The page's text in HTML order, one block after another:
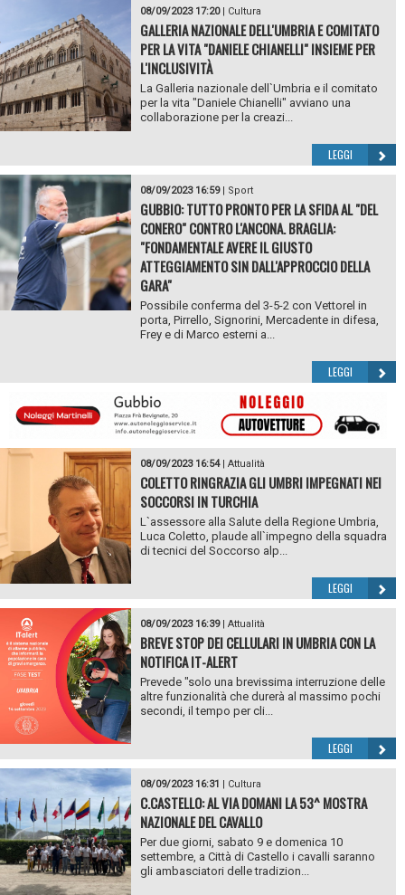
08/09/2023 17:20| Cultura
GALLERIA NAZIONALE DELL'UMBRIA E COMITATO
PER LA VITA "DANIELE CHIANELLI" INSIEME PER
L'INCLUSIVITÀ
La Galleria nazionale dell`Umbria e il comitato
per la vita "Daniele Chianelli" avviano una
collaborazione per la creazi...
LEGGI
08/09/2023 16:59| Sport
GUBBIO: TUTTO PRONTO PER LA SFIDA AL "DEL
CONERO" CONTRO L'ANCONA. BRAGLIA:
"FONDAMENTALE AVERE IL GIUSTO
ATTEGGIAMENTO SIN DALL'APPROCCIO DELLA
GARA"
Possibile conferma del 3-5-2 con Vettorel in
porta, Pirrello, Signorini, Mercadente in difesa,
Frey e di Marco esterni a...
LEGGI
08/09/2023 16:54| Attualità
COLETTO RINGRAZIA GLI UMBRI IMPEGNATI NEI
SOCCORSI IN TURCHIA
L`assessore alla Salute della Regione Umbria,
Luca Coletto, plaude all`impegno della squadra
di tecnici del Soccorso alp...
LEGGI
08/09/2023 16:39| Attualità
BREVE STOP DEI CELLULARI IN UMBRIA CON LA
NOTIFICA IT-ALERT
Prevede "solo una brevissima interruzione delle
altre funzionalità che durerà al massimo pochi
secondi, il tempo per cli...
LEGGI
08/09/2023 16:31 | Cultura
C.CASTELLO: AL VIA DOMANI LA 53^ MOSTRA
NAZIONALE DEL CAVALLO
Per due giorni, sabato 9 e domenica 10
settembre, a Città di Castello i cavalli saranno
gli ambasciatori delle tradizion...